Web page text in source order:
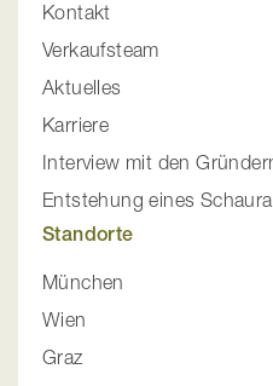
Kontakt
Verkaufsteam
Aktuelles
Karriere
Interview mit den
Entstehung eines
Standorte
München
Wien
Graz